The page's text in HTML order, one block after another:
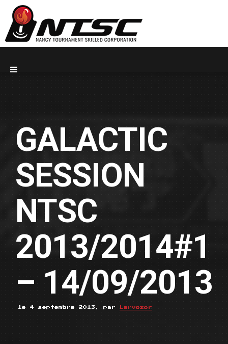
GALACTIC
SESSION
NTSC
2013/2014#1
– 14/09/2013
le 4 septembre 2013, par Larvozor